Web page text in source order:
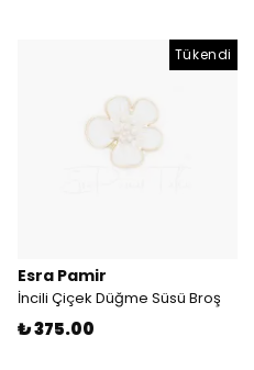
Tükendi
Esra Pamir
İncili Çiçek Düğme Süsü Broş
₺ 375.00